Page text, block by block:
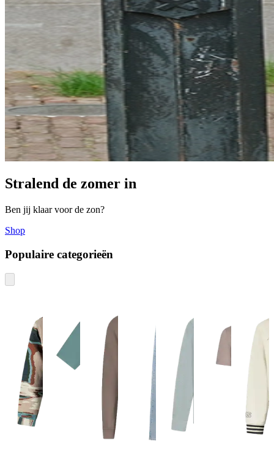
Stralend de zomer in
Ben jij klaar voor de zon?
Shop
Populaire categorieën